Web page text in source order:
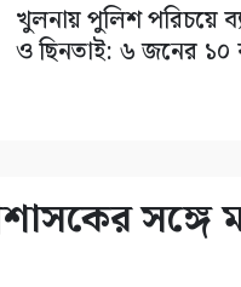
খুলনায় পুলিশ পরিচয়ে
ও ছিনতাই: ৬ জনের ১০